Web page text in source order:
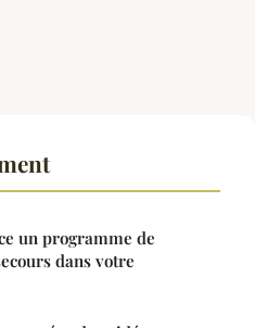
un programme de
dans votre